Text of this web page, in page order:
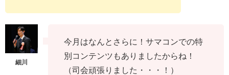
今月はなんとさらに！サマコンでの特
別コンテンツもありましたからね！
（司会頑張りました・・・！）